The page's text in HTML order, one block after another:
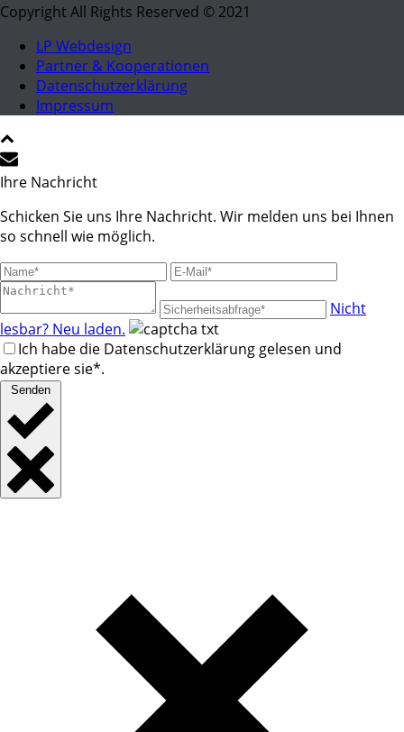
Copyright All Rights Reserved © 2021
LP Webdesign
Partner & Kooperationen
Datenschutzerklärung
Impressum
Ihre Nachricht
Schicken Sie uns Ihre Nachricht. Wir melden uns bei Ihnen
so schnell wie möglich.
Nicht
lesbar? Neu laden.
Ich habe die Datenschutzerklärung gelesen und
akzeptiere sie*.
Senden